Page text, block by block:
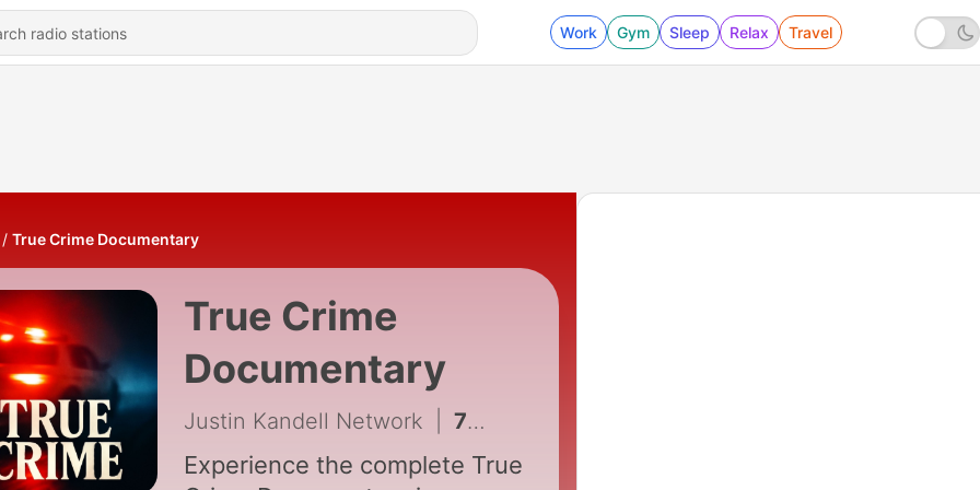
Work Gym Sleep Relax Travel
True Crime Documentary
True Crime
Documentary
Justin Kandell Network 770 - Susan Grund’s Secrets
Experience the complete True